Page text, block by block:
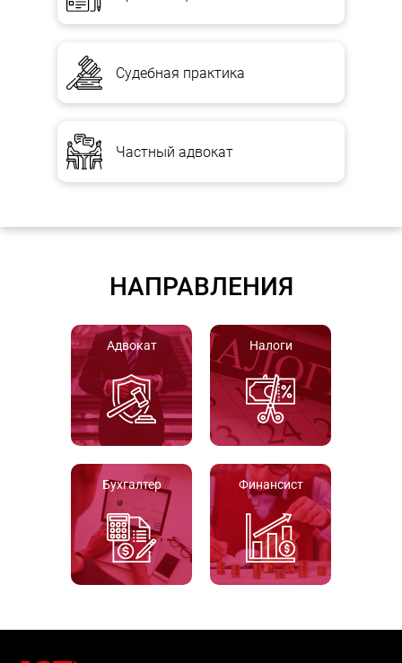
Судебная практика
Частный адвокат
НАПРАВЛЕНИЯ
Адвокат Налоги
Бухгалтер Финансист